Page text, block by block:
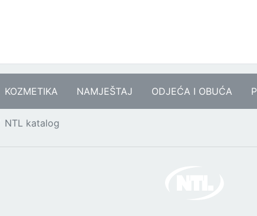
KOZMETIKA NAMJEŠTAJ ODJEĆA I OBUĆA
NTL katalog